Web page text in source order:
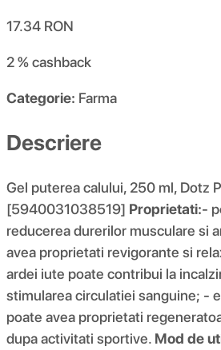
17.34 RON
2 %cashback
Categorie: Farma
Descriere
Gel puterea calului, 250 ml, Dotz
[5940031038519] Proprietati:-
reducerea durerilor musculare si
avea proprietati revigorante si
ardei iute poate contribui la
stimularea circulatiei sanguine; -
poate avea proprietati
dupa activitati sportive. Mod de